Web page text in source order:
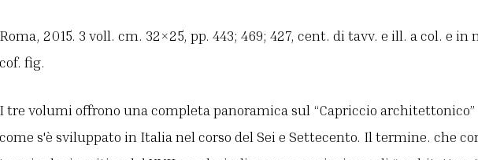
Roma, 2015. 3 voll. cm. 32×25, pp. 443; 469; 427, cent. di tavv. e ill. a col. e
cof. fig.
I tre volumi offrono una completa panoramica sul “Capriccio
come s'è sviluppato in Italia nel corso del Sei e Settecento. Il termine. che